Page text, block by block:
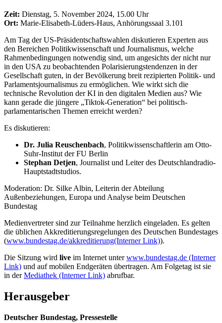
Zeit: Dienstag, 5. November 2024, 15.00 Uhr
Ort: Marie-Elisabeth-Lüders-Haus, Anhörungssaal 3.101
Am Tag der US-Präsidentschaftswahlen diskutieren Experten aus
den Bereichen Politikwissenschaft und Journalismus, welche
Rahmenbedingungen notwendig sind, um angesichts der nicht nur
in den USA zu beobachtenden Polarisierungstendenzen in der
Gesellschaft guten, in der Bevölkerung breit rezipierten Politik- und
Parlamentsjournalismus zu ermöglichen. Wie wirkt sich die
technische Revolution der KI in den digitalen Medien aus? Wie
kann gerade die jüngere „Tiktok-Generation“ bei politisch-
parlamentarischen Themen erreicht werden?
Es diskutieren:
Dr. Julia Reuschenbach, Politikwissenschaftlerin am Otto-
Suhr-Institut der FU Berlin
Stephan Detjen, Journalist und Leiter des Deutschlandradio-
Hauptstadtstudios.
Moderation: Dr. Silke Albin, Leiterin der Abteilung
Außenbeziehungen, Europa und Analyse beim Deutschen
Bundestag
Medienvertreter sind zur Teilnahme herzlich eingeladen. Es gelten
die üblichen Akkreditierungsregelungen des Deutschen Bundestages
(www.bundestag.de/akkreditierung(Interner Link)).
Die Sitzung wird live im Internet unterwww.bundestag.de (Interner
Link) und auf mobilen Endgeräten übertragen. Am Folgetag ist sie
in derMediathek (Interner Link) abrufbar.
Herausgeber
Deutscher Bundestag, Pressestelle